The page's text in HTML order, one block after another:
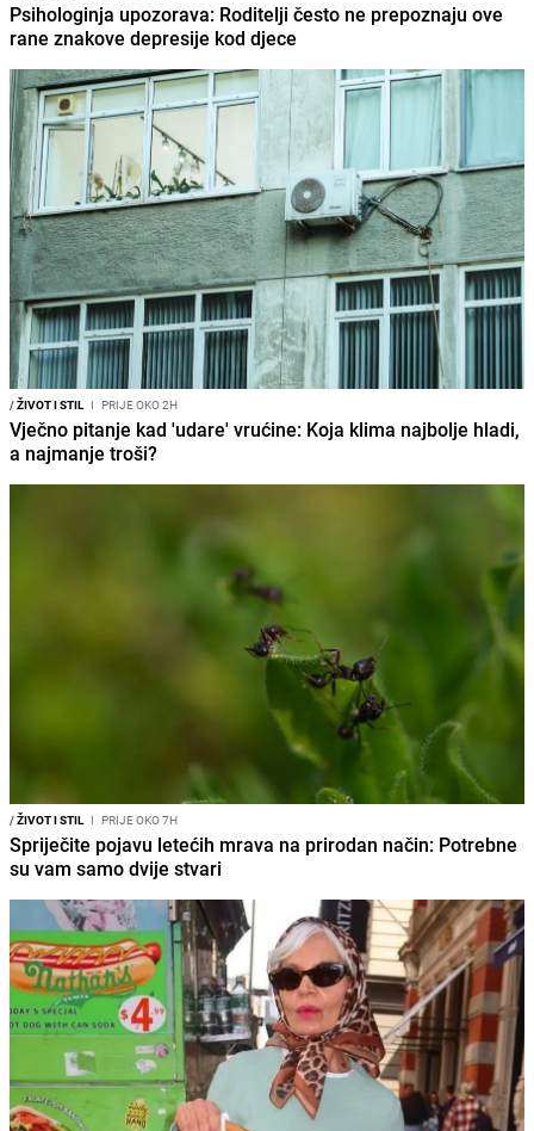
Psihologinja upozorava: Roditelji često ne prepoznaju ove
rane znakove depresije kod djece
/ŽIVOT I STIL I PRIJE OKO 2H
Vječno pitanje kad 'udare' vrućine: Koja klima najbolje hladi,
a najmanje troši?
/ŽIVOT I STIL I PRIJE OKO 7H
Spriječite pojavu letećih mrava na prirodan način: Potrebne
su vam samo dvije stvari